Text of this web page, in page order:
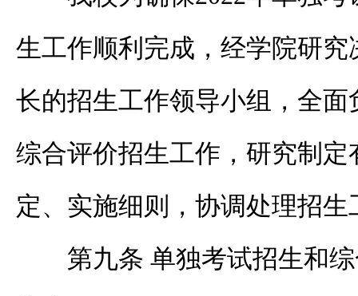
生工作顺利完成，经学院研
长的招生工作领导小组，全
综合评价招生工作，研究制
定、实施细则，协调处理招
第九条 单独考试招生和